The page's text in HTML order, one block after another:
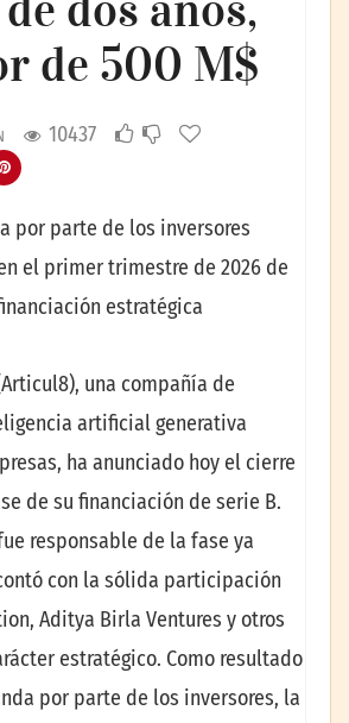
de 500 M$
10437
por parte de los inversores
el primer trimestre de 2026 de
estratégica
una compañía de
artificial generativa
ha anunciado hoy el cierre
de su financiación de serie B.
responsable de la fase ya
con la sólida participación
Aditya Birla Ventures y otros
estratégico. Como resultado
por parte de los inversores, la